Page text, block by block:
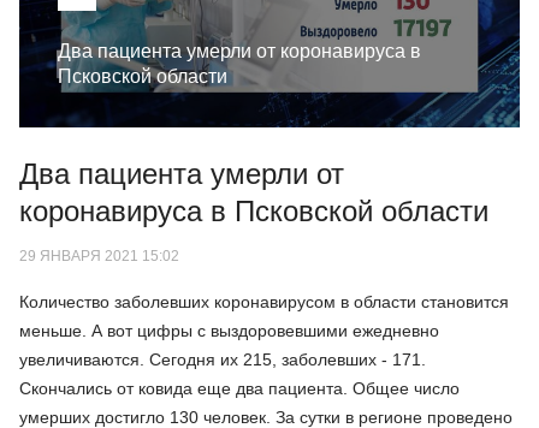
Два пациента умерли от коронавируса в
Псковской области
Два пациента умерли от
коронавируса в Псковской области
29 ЯНВАРЯ 2021 15:02
Количество заболевших коронавирусом в области становится
меньше. А вот цифры с выздоровевшими ежедневно
увеличиваются. Сегодня их 215, заболевших - 171.
Скончались от ковида еще два пациента. Общее число
умерших достигло 130 человек. За сутки в регионе проведено